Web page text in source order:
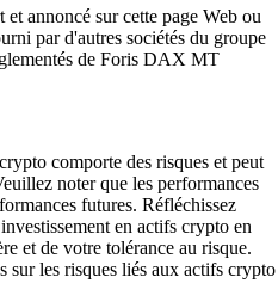
annoncé sur cette page Web ou
par d'autres sociétés du groupe
de Foris DAX MT
comporte des risques et peut
noter que les performances
futures. Réfléchissez
en actifs crypto en
et de votre tolérance au risque.
sur les risques liés aux actifs crypto